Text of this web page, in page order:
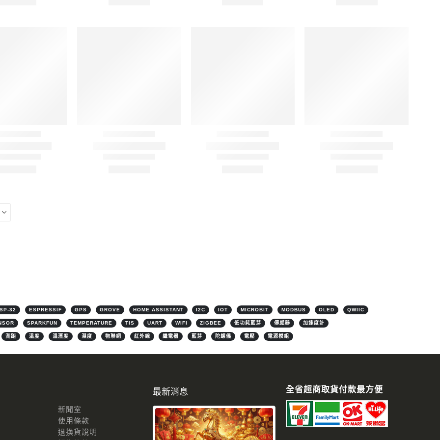
32 ESPRESSIF GPS GROVE HOME ASSISTANT I2C IOT MICROBIT MODBUS OLED QWIIC
SPARKFUN TEMPERATURE TIS UART WIFI ZIGBEE 低功耗藍芽 傳感器 加速度計
測距 溫度 溫溼度 濕度 物聯網 紅外線 繼電器 藍芽 陀螺儀 電壓 電源模組
新聞室
使用條款
退換貨說明
最新消息 全省超商取貨付款最方便